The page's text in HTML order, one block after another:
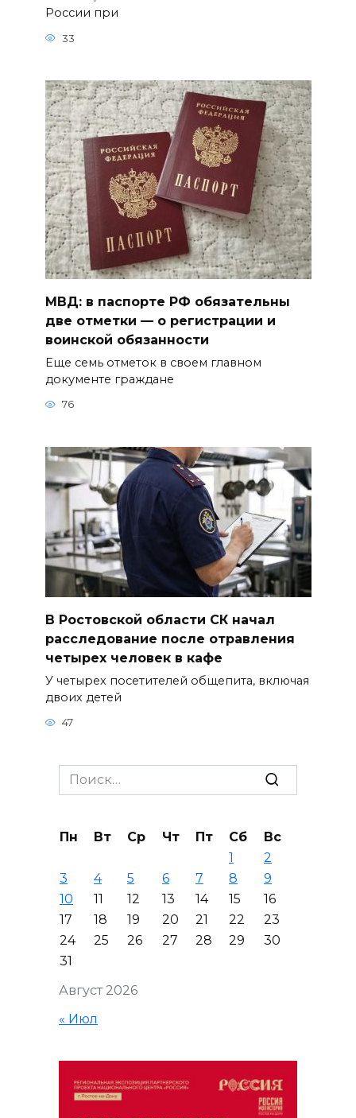
России при
33
МВД: в паспорте РФ обязательны
две отметки — о регистрации и
воинской обязанности
Еще семь отметок в своем главном
документе граждане
76
В Ростовской области СК начал
расследование после отравления
четырех человек в кафе
У четырех посетителей общепита, включая
двоих детей
47
Search
for:
Август 2026
Пн Вт Ср Чт Пт Сб
Вс
1
2
3
4 5 6 7 8
9
10
11 12 13 14 15
16
17
18 19 20 21 22
23
24
25 26 27 28 29
30
31
« Июл